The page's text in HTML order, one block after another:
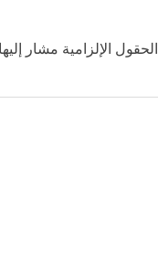
الحقول الإلزامية مشار